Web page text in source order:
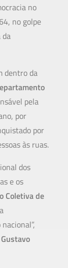
no
no golpe
dentro da
pela
por
por
às ruas.
dos
e os
Coletiva de
Gustavo